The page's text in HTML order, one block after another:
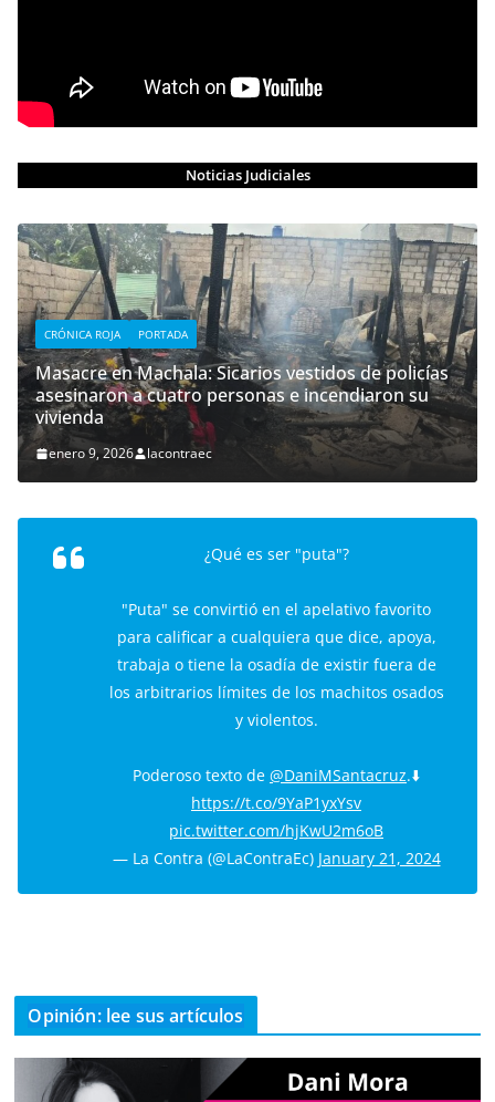
Noticias Judiciales
CRÓNICA ROJA PORTADA
Masacre en Machala: Sicarios vestidos de policías
asesinaron a cuatro personas e incendiaron su
vivienda
enero 9, 2026 lacontraec
¿Qué es ser "puta"?
"Puta" se convirtió en el apelativo favorito
para calificar a cualquiera que dice, apoya,
trabaja o tiene la osadía de existir fuera de
los arbitrarios límites de los machitos osados
y violentos.
Poderoso texto de @DaniMSantacruz.⬇️
https://t.co/9YaP1yxYsv
pic.twitter.com/hjKwU2m6oB
— La Contra (@LaContraEc) January 21, 2024
Opinión: lee sus artículos